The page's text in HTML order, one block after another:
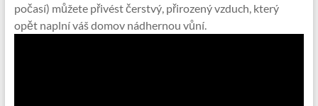
počasí) můžete přivést čerstvý, přirozený vzduch, který
opět naplní váš domov nádhernou vůní.